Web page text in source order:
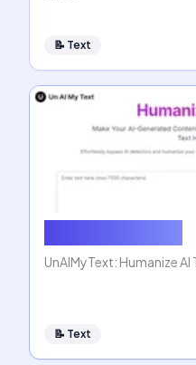
📝 Text
UnAIMyText: Humanize
📝 Text